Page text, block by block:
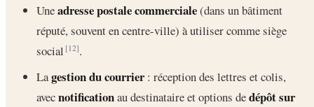
Uneadresse postale commerciale(dans un bâtiment
réputé, souvent en centre-ville) à utiliser comme siège
social[12].
Lagestion du courrier: réception des lettres et colis,
avecnotificationau destinataire et options dedépôt sur